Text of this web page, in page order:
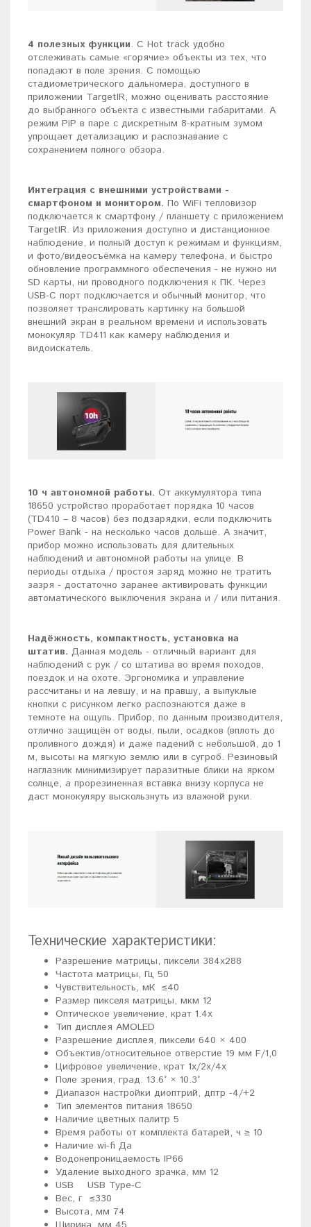
4 полезных функции. С Hot track удобно
отслеживать самые «горячие» объекты из тех, что
попадают в поле зрения. С помощью
стадиометрического дальномера, доступного в
приложении TargetIR, можно оценивать расстояние
до выбранного объекта с известными габаритами. А
режим PiP в паре с дискретным 8-кратным зумом
упрощает детализацию и распознавание с
сохранением полного обзора.
Интеграция с внешними устройствами -
смартфоном и монитором. По WiFi тепловизор
подключается к смартфону / планшету с приложением
TargetIR. Из приложения доступно и дистанционное
наблюдение, и полный доступ к режимам и функциям,
и фото/видеосъёмка на камеру телефона, и быстро
обновление программного обеспечения - не нужно ни
SD карты, ни проводного подключения к ПК. Через
USB-C порт подключается и обычный монитор, что
позволяет транслировать картинку на большой
внешний экран в реальном времени и использовать
монокуляр TD411 как камеру наблюдения и
видоискатель.
10 ч автономной работы. От аккумулятора типа
18650 устройство проработает порядка 10 часов
(TD410 – 8 часов) без подзарядки, если подключить
Power Bank - на несколько часов дольше. А значит,
прибор можно использовать для длительных
наблюдений и автономной работы на улице. В
периоды отдыха / простоя заряд можно не тратить
зазря - достаточно заранее активировать функции
автоматического выключения экрана и / или питания.
Надёжность, компактность, установка на
штатив. Данная модель - отличный вариант для
наблюдений с рук / со штатива во время походов,
поездок и на охоте. Эргономика и управление
рассчитаны и на левшу, и на правшу, а выпуклые
кнопки с рисунком легко распознаются даже в
темноте на ощупь. Прибор, по данным производителя,
отлично защищён от воды, пыли, осадков (вплоть до
проливного дождя) и даже падений с небольшой, до 1
м, высоты на мягкую землю или в сугроб. Резиновый
наглазник минимизирует паразитные блики на ярком
солнце, а прорезиненная вставка внизу корпуса не
даст монокуляру выскользнуть из влажной руки.
Технические характеристики:
Разрешение матрицы, пиксели 384x288
Частота матрицы, Гц 50
Чувствительность, мК ≤40
Размер пикселя матрицы, мкм 12
Оптическое увеличение, крат 1.4x
Тип дисплея AMOLED
Разрешение дисплея, пиксели 640 × 400
Объектив/относительное отверстие 19 мм F/1,0
Цифровое увеличение, крат 1x/2x/4x
Поле зрения, град. 13.6° × 10.3°
Диапазон настройки диоптрий, дптр -4/+2
Тип элементов питания 18650
Наличие цветных палитр 5
Время работы от комплекта батарей, ч ≥ 10
Наличие wi-fi Да
Водонепроницаемость IP66
Удаление выходного зрачка, мм 12
USB USB Type-C
Вес, г ≤330
Высота, мм 74